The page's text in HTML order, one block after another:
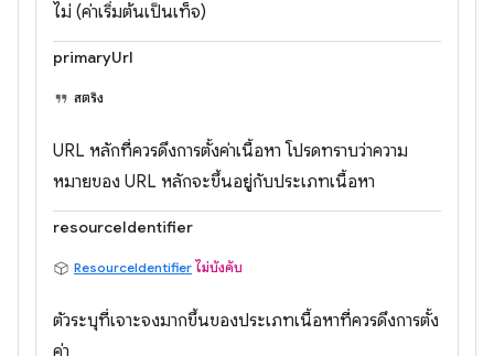
ไม่ (ค่าเริ่มต้นเป็นเท็จ)
primaryUrl
สตริง
URL หลักที่ควรดึงการตั้งค่าเนื้อหา โปรดทราบว่าความ
หมายของ URL หลักจะขึ้นอยู่กับประเภทเนื้อหา
resourceIdentifier
ResourceIdentifier ไม่บังคับ
ตัวระบุที่เจาะจงมากขึ้นของประเภทเนื้อหาที่ควรดึงการตั้ง
ค่า